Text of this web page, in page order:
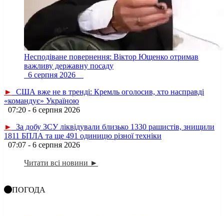
Несподіване повернення: Віктор Ющенко отримав
важливу державну посаду
6 серпня 2026
►
США вже не в тренді: Кремль оголосив, хто насправді
«командує» Україною
07:20 - 6 серпня 2026
►
За добу ЗСУ ліквідували близько 1330 рашистів, знищили
1811 БПЛА та ще 491 одиницю різної техніки
07:07 - 6 серпня 2026
Читати всі новини ►
ПОГОДА